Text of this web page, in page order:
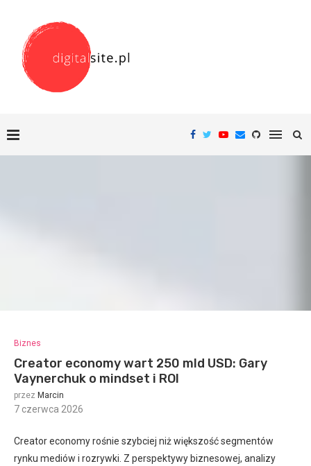
Biznes
Creator economy wart 250 mld USD: Gary
Vaynerchuk o mindset i ROI
przez Marcin
7 czerwca 2026
Creator economy rośnie szybciej niż większość segmentów
rynku mediów i rozrywki. Z perspektywy biznesowej, analizy